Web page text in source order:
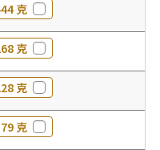
克
克
克
克